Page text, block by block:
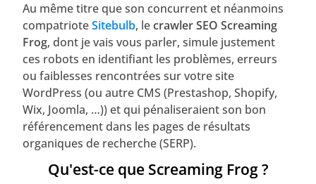
Au même titre que son concurrent et néanmoins
compatrioteSitebulb, lecrawler SEO Screaming
Frog, dont je vais vous parler, simule justement
ces robots en identifiant les problèmes, erreurs
ou faiblesses rencontrées sur votre site
WordPress (ou autre CMS (Prestashop, Shopify,
Wix, Joomla, …)) et qui pénaliseraient son bon
référencement dans les pages de résultats
organiques de recherche (SERP).
Qu'est-ce que Screaming Frog ?